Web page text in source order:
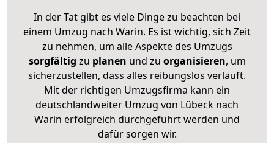
In der Tat gibt es viele Dinge zu beachten bei
einem Umzug nach Warin. Es ist wichtig, sich Zeit
zu nehmen, um alle Aspekte des Umzugs
sorgfältig zu planen und zu organisieren, um
sicherzustellen, dass alles reibungslos verläuft.
Mit der richtigen Umzugsfirma kann ein
deutschlandweiter Umzug von Lübeck nach
Warin erfolgreich durchgeführt werden und
dafür sorgen wir.